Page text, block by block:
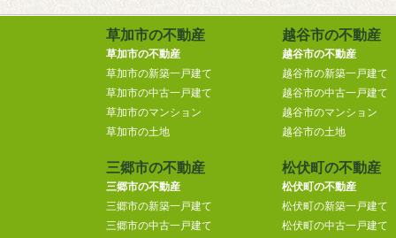
草加市の不動産
草加市の不動産
草加市の新築一戸建て
草加市の中古一戸建て
草加市のマンション
草加市の土地
越谷市の不動産
越谷市の不動産
越谷市の新築一戸建て
越谷市の中古一戸建て
越谷市のマンション
越谷市の土地
三郷市の不動産
三郷市の不動産
三郷市の新築一戸建て
三郷市の中古一戸建て
松伏町の不動産
松伏町の不動産
松伏町の新築一戸建て
松伏町の中古一戸建て